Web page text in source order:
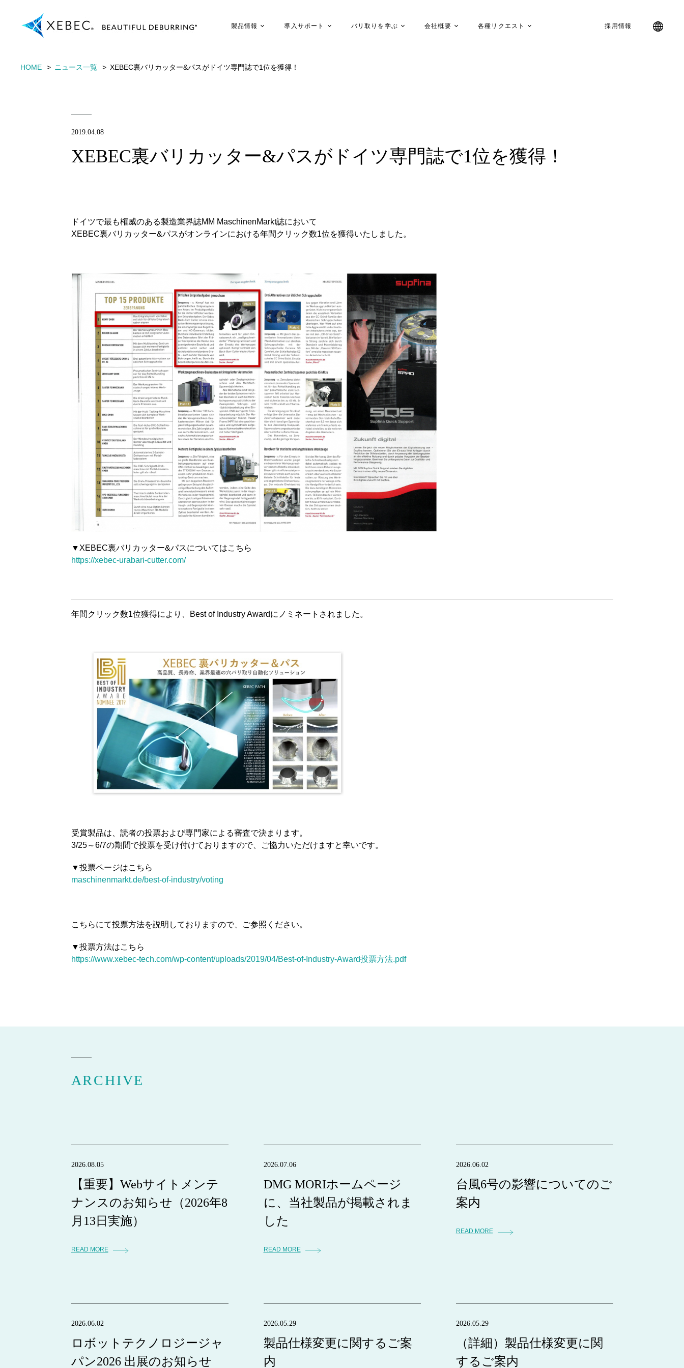
製品情報 導入サポート バリ取りを学ぶ 会社概要 各種リクエスト 採用情報
HOME ニュース一覧 XEBEC裏バリカッター&パスがドイツ専門誌で1位を獲得！
2019.04.08
XEBEC裏バリカッター&パスがドイツ専門誌で1位を獲得！
ドイツで最も権威のある製造業界誌MM MaschinenMarkt誌において
XEBEC裏バリカッター&パスがオンラインにおける年間クリック数1位を獲得いたしました。
▼XEBEC裏バリカッター&パスについてはこちら
https://xebec-urabari-cutter.com/
年間クリック数1位獲得により、Best of Industry Awardにノミネートされました。
受賞製品は、読者の投票および専門家による審査で決まります。
3/25～6/7の期間で投票を受け付けておりますので、ご協力いただけますと幸いです。
▼投票ページはこちら
maschinenmarkt.de/best-of-industry/voting
こちらにて投票方法を説明しておりますので、ご参照ください。
▼投票方法はこちら
https://www.xebec-tech.com/wp-content/uploads/2019/04/Best-of-Industry-Award投票方法.pdf
ARCHIVE
2026.08.05
【重要】Webサイトメンテ
ナンスのお知らせ（2026年8
月13日実施）
READ MORE
2026.07.06
DMG MORIホームページ
に、当社製品が掲載されま
した
READ MORE
2026.06.02
台風6号の影響についてのご
案内
READ MORE
2026.06.02
ロボットテクノロジージャ
パン2026 出展のお知らせ
2026.05.29
製品仕様変更に関するご案
内
2026.05.29
（詳細）製品仕様変更に関
するご案内